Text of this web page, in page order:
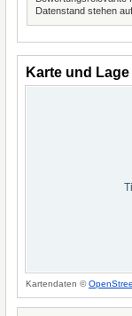
Datenstand stehen
Karte und Lage
Kartendaten ©